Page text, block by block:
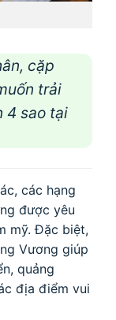
cặp
trải
4 sao tại
các hạng
được yêu
mỹ. Đặc biệt,
Vương giúp
quảng
địa điểm vui